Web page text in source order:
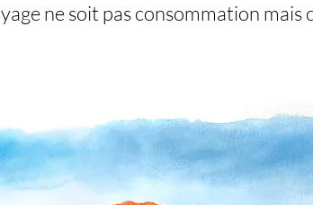
ne soit pas consommation mais